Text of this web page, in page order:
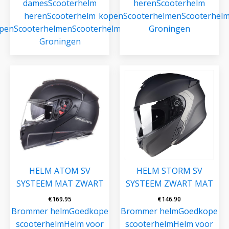
damesScooterhelm
herenScooterhelm
ScooterhelmenScooterhelmen
Groningen
herenScooterhelm
kopenScooterhelmen
Groningen
HELM ATOM SV
SYSTEEM MAT ZWART
€169.95
Brommer helmGoedkope
scooterhelmHelm voor
HELM STORM SV
SYSTEEM ZWART MAT
€146.90
Brommer helmGoedkope
scooterhelmHelm voor